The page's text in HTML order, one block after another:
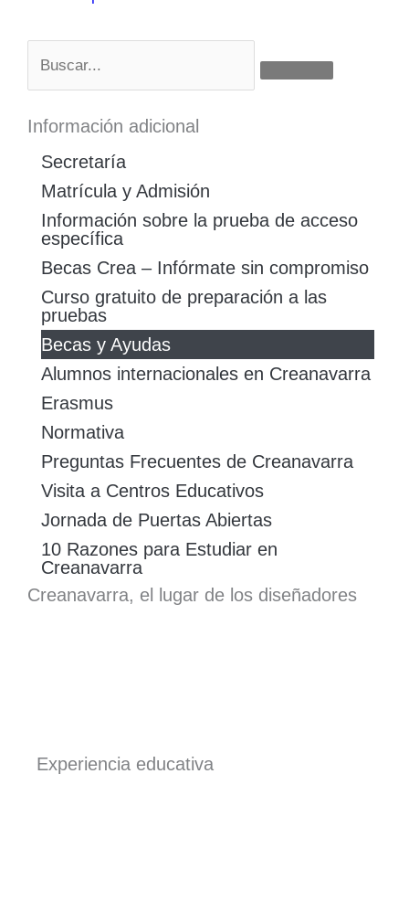
c
Información adicional
Secretaría
Matrícula y Admisión
Información sobre la prueba de acceso
específica
Becas Crea – Infórmate sin compromiso
Curso gratuito de preparación a las
pruebas
Becas y Ayudas
Alumnos internacionales en Creanavarra
Erasmus
Normativa
Preguntas Frecuentes de Creanavarra
Visita a Centros Educativos
Jornada de Puertas Abiertas
10 Razones para Estudiar en
Creanavarra
Creanavarra, el lugar de los diseñadores
Experiencia educativa